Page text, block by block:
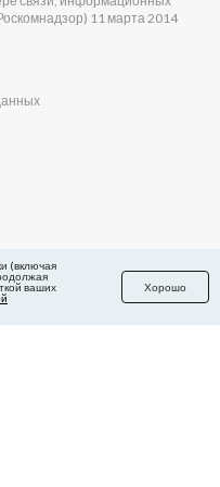
11 марта 2014
(включая
ваших
Хорошо